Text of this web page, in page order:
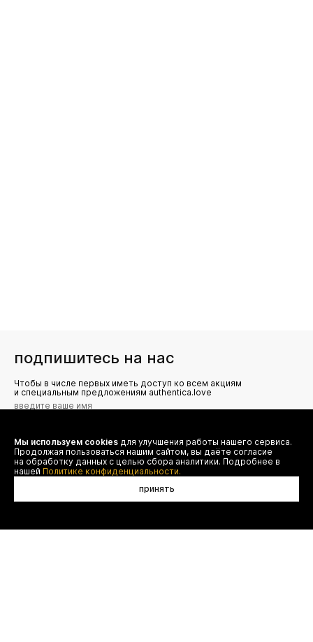
подпишитесь на нас
Чтобы в числе первых иметь доступ ко всем акциям
и специальным предложениям authentica.love
Я даю согласие на сбор, обработку и хранение моих
персональных данных (имя, email, телефон) для получения
рекламных и информационных рассылок от ООО 'БТ
Юнайтед', а также ознакомлен(а) с
Политикой конфиденциальности
Мы используем cookies для улучшения работы нашего сервиса.
Продолжая пользоваться нашим сайтом, вы даёте согласие
на обработку данных с целью сбора аналитики. Подробнее в
нашей Политике конфиденциальности.
принять